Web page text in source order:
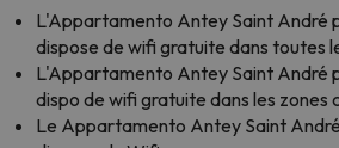
L'Appartamento Antey Saint André
dispose de wifi gratuite dans toutes
L'Appartamento Antey Saint André
dispo de wifi gratuite dans les zones
Le Appartamento Antey Saint